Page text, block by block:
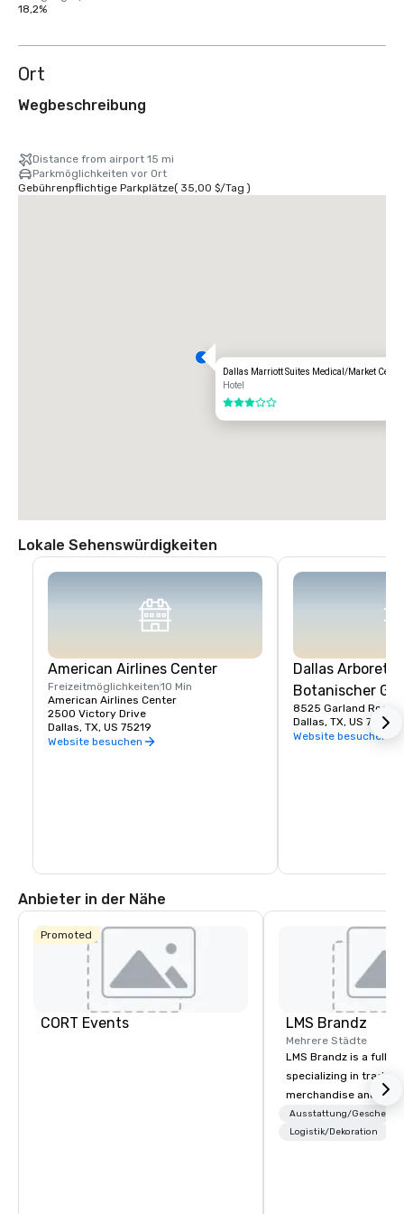
18,2%
Ort
Wegbeschreibung
Distance from airport 15 mi
Parkmöglichkeiten vor Ort
Gebührenpflichtige Parkplätze( 35,00 $/Tag )
Dallas Marriott Suites Medical/Market Center
Hotel
3 von 5
Lokale Sehenswürdigkeiten
American Airlines Center
Freizeitmöglichkeiten10 Min
American Airlines Center
2500 Victory Drive
Dallas, TX, US 75219
Website besuchen
Dallas
Botanischer
8525 Garland Road
Dallas, TX, US 75218
Website besuchen
Anbieter in der Nähe
Promoted
CORT Events LMS Brandz
Mehrere Städte
LMS Brandz is a full-
specializing in trade
merchandise and
booth giveaways and
to executive gifting,
Ausstattung/Geschenke
Logistik/Dekoration